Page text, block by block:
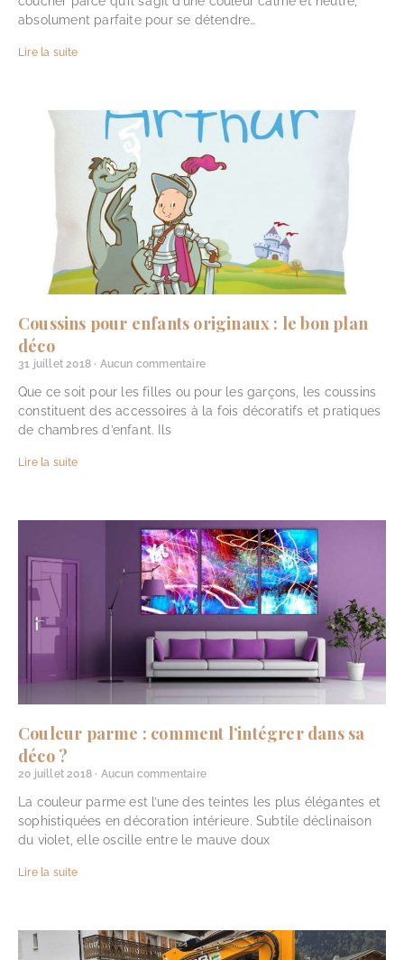
absolument parfaite pour se détendre…
Lire la suite
Coussins pour enfants originaux : le bon plan
déco
31 juillet 2018 Aucun commentaire
Que ce soit pour les filles ou pour les garçons, les coussins
constituent des accessoires à la fois décoratifs et pratiques
de chambres d’enfant. Ils
Lire la suite
Couleur parme : comment l’intégrer dans sa
déco ?
20 juillet 2018 Aucun commentaire
La couleur parme est l’une des teintes les plus élégantes et
sophistiquées en décoration intérieure. Subtile déclinaison
du violet, elle oscille entre le mauve doux
Lire la suite